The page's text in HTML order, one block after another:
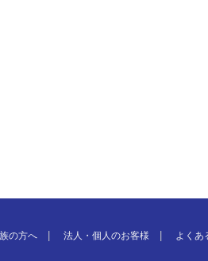
の方へ 法人・個人のお客様 よくあ